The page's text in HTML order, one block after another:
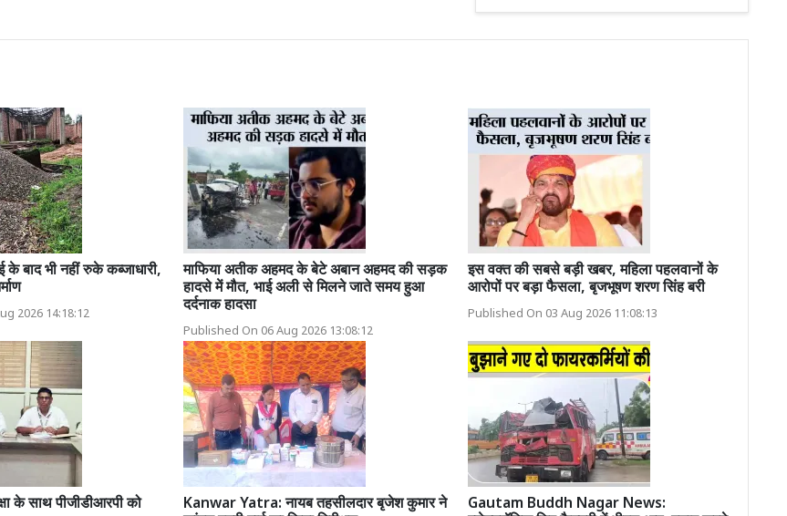
के बाद भी नहीं रुके कब्जाधारी,
2026 14:18:12
माफिया अतीक अहमद के बेटे अबान अहमद की सड़क
हादसे में मौत, भाई अली से मिलने जाते समय हुआ
दर्दनाक हादसा
Published On 06 Aug 2026 13:08:12
इस वक्त की सबसे बड़ी खबर, महिला पहलवानों के
आरोपों पर बड़ा फैसला, बृजभूषण शरण सिंह बरी
Published On 03 Aug 2026 11:08:13
के साथ पीजीडीआरपी को
Kanwar Yatra: नायब तहसीलदार बृजेश कुमार ने
Gautam Buddh Nagar News: